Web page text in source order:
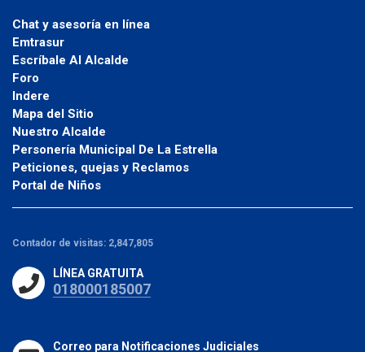
Chat y asesoría en línea
Emtrasur
Escríbale Al Alcalde
Foro
Indere
Mapa del Sitio
Nuestro Alcalde
Personería Municipal De La Estrella
Peticiones, quejas y Reclamos
Portal de Niños
Contador de visitas: 2,847,805
LÍNEA GRATUITA
018000185007
Correo para Notificaciones Judiciales